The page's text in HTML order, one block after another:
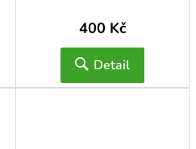
400 Kč
Detail